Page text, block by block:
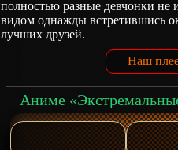
полностью разные девчонки
видом однажды встретившись
лучших друзей.
Наш
Аниме